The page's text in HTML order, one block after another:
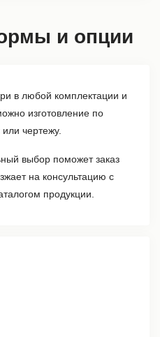
и опции
в любой комплектации и
изготовление по
чертежу.
выбор поможет заказ
на консультацию с
продукции.